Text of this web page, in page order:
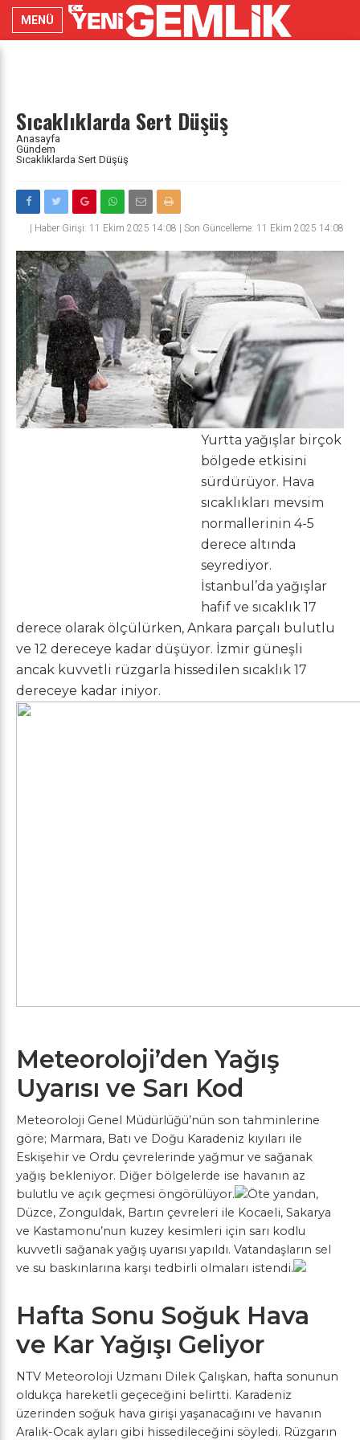
MENÜ
Sıcaklıklarda Sert Düşüş
Anasayfa
Gündem
Sıcaklıklarda Sert Düşüş
Haber Girişi: 11 Ekim 2025 14:08 | Son Güncelleme: 11 Ekim 2025 14:08
Yurtta yağışlar birçok
bölgede etkisini
sürdürüyor. Hava
sıcaklıkları mevsim
normallerinin 4-5
derece altında
seyrediyor.
İstanbul’da yağışlar
hafif ve sıcaklık 17
derece olarak ölçülürken, Ankara parçalı bulutlu
ve 12 dereceye kadar düşüyor. İzmir güneşli
ancak kuvvetli rüzgarla hissedilen sıcaklık 17
dereceye kadar iniyor.
Meteoroloji’den Yağış
Uyarısı ve Sarı Kod
Meteoroloji Genel Müdürlüğü’nün son tahminlerine
göre; Marmara, Batı ve Doğu Karadeniz kıyıları ile
Eskişehir ve Ordu çevrelerinde yağmur ve sağanak
yağış bekleniyor. Diğer bölgelerde ise havanın az
bulutlu ve açık geçmesi öngörülüyor.
Öte yandan,
Düzce, Zonguldak, Bartın çevreleri ile Kocaeli, Sakarya
ve Kastamonu’nun kuzey kesimleri için sarı kodlu
kuvvetli sağanak yağış uyarısı yapıldı. Vatandaşların sel
ve su baskınlarına karşı tedbirli olmaları istendi.
Hafta Sonu Soğuk Hava
ve Kar Yağışı Geliyor
NTV Meteoroloji Uzmanı Dilek Çalışkan, hafta sonunun
oldukça hareketli geçeceğini belirtti. Karadeniz
üzerinden soğuk hava girişi yaşanacağını ve havanın
Aralık-Ocak ayları gibi hissedileceğini söyledi. Rüzgarın